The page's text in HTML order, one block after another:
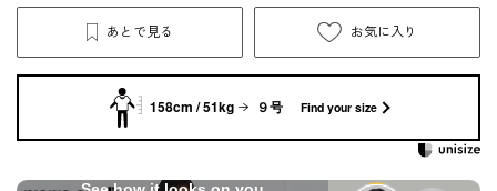
あとで見る お気に入り
158cm / 51kg ９号 Find your size